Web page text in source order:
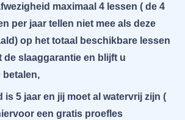
maximaal 4 lessen ( de 4
per jaar tellen niet mee als deze
op het totaal beschikbare lessen
de slaaggarantie en blijft u
is 5 jaar en jij moet al watervrij zijn (
een gratis proefles